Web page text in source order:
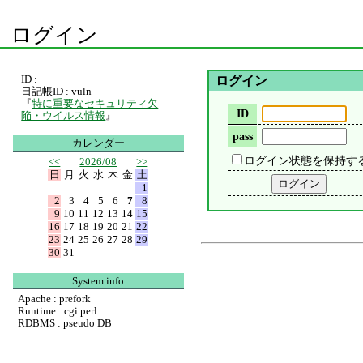
ログイン
ログイン
ID
pass
ログイン状態を保持す
ID :
日記帳ID : vuln
『特に重要なセキュリティ欠
陥・ウイルス情報 』
カレンダー
<<
2026/08
>>
日
月 火 水 木 金 土
1
2
3 4 5 6 7
8
9 10 11 12 13 14 15
16 17 18 19 20 21 22
23 24 25 26 27 28 29
30 31
System info
Apache : prefork
Runtime : cgi perl
RDBMS : pseudo DB